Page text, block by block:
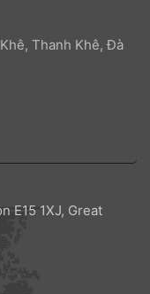
Thanh Khê, Đà
E15 1XJ, Great